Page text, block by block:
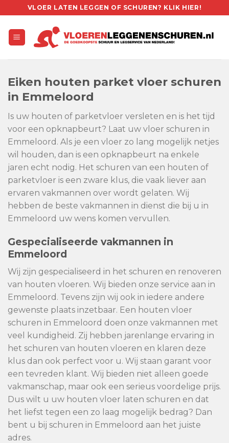
to
content
VLOER LATEN LEGGEN OF SCHUREN? KLIK HIER!
Eiken houten parket vloer schuren
in Emmeloord
Is uw houten of parketvloer versleten en is het tijd
voor een opknapbeurt? Laat uw vloer schuren in
Emmeloord. Als je een vloer zo lang mogelijk netjes
wil houden, dan is een opknapbeurt na enkele
jaren echt nodig. Het schuren van een houten of
parketvloer is een zware klus, die vaak liever aan
ervaren vakmannen over wordt gelaten. Wij
hebben de beste vakmannen in dienst die bij u in
Emmeloord uw wens komen vervullen.
Gespecialiseerde vakmannen in
Emmeloord
Wij zijn gespecialiseerd in het schuren en renoveren
van houten vloeren. Wij bieden onze service aan in
Emmeloord. Tevens zijn wij ook in iedere andere
gewenste plaats inzetbaar. Een houten vloer
schuren in Emmeloord doen onze vakmannen met
veel kundigheid. Zij hebben jarenlange ervaring in
het schuren van houten vloeren en klaren deze
klus dan ook perfect voor u. Wij staan garant voor
een tevreden klant. Wij bieden niet alleen goede
vakmanschap, maar ook een serieus voordelige prijs.
Dus wilt u uw houten vloer laten schuren en dat
het liefst tegen een zo laag mogelijk bedrag? Dan
bent u bij schuren in Emmeloord aan het juiste
adres.